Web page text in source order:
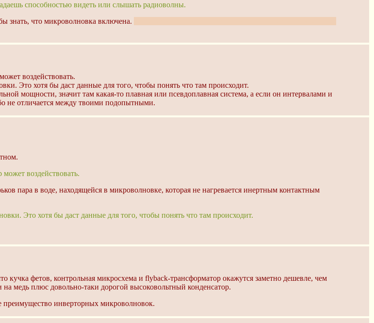
способностью видеть или слышать радиоволны.
знать, что микроволновка включена.
воздействовать.
Это хотя бы даст данные для того, чтобы понять что там происходит.
мощности, значит там какая-то плавная или псевдоплавная система, а если он интервалами и
не отличается между твоими подопытными.
воздействовать.
пара в воде, находящейся в микроволновке, которая не нагревается инертным контактным
Это хотя бы даст данные для того, чтобы понять что там происходит.
кучка фетов, контрольная микросхема и flyback-трансформатор окажутся заметно дешевле, чем
медь плюс довольно-таки дорогой высоковольтный конденсатор.
преимущество инверторных микроволновок.